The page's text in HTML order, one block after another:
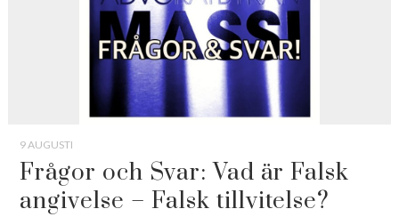
9 AUGUSTI
Frågor och Svar: Vad är Falsk
angivelse – Falsk tillvitelse?